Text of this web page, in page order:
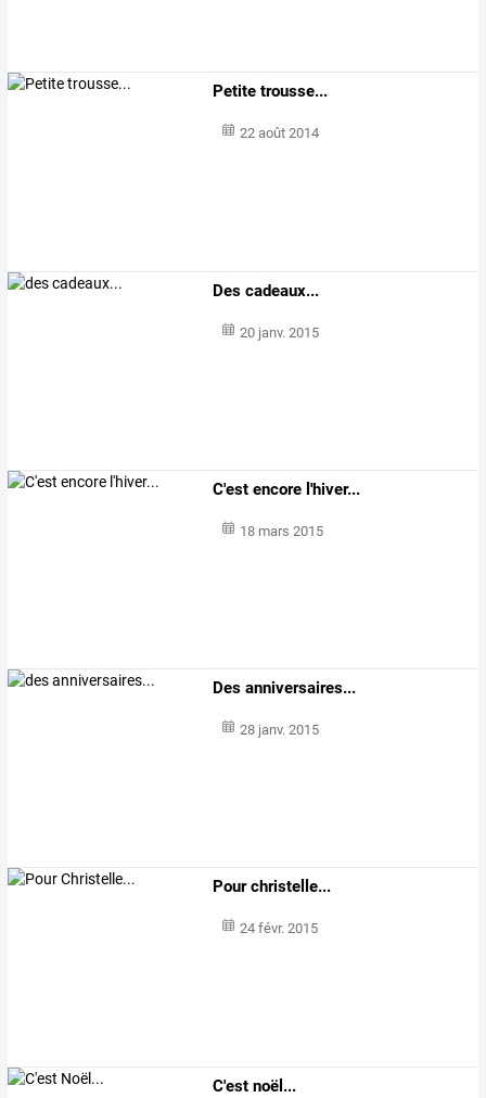
Petite trousse...
22 août 2014
Des cadeaux...
20 janv. 2015
C'est encore l'hiver...
18 mars 2015
Des anniversaires...
28 janv. 2015
Pour christelle...
24 févr. 2015
C'est noël...